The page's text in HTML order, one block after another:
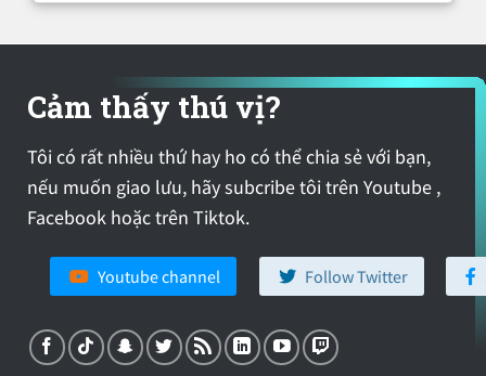
Cảm thấy thú vị?
Tôi có rất nhiều thứ hay ho có thể chia sẻ với bạn,
nếu muốn giao lưu, hãy subcribe tôi trên Youtube ,
Facebook hoặc trên Tiktok.
Youtube channel Follow Twitter